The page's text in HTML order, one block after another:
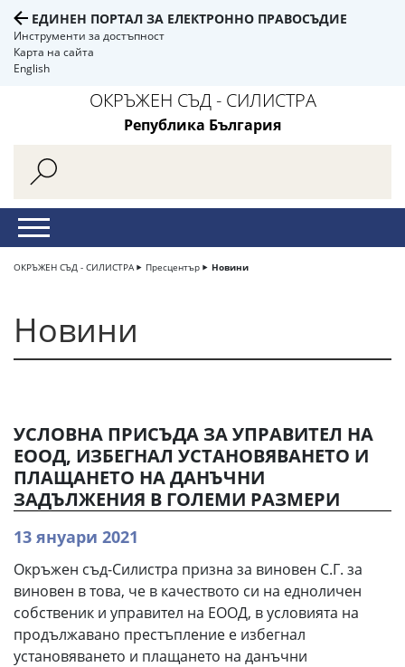
ЕДИНЕН ПОРТАЛ ЗА ЕЛЕКТРОННО ПРАВОСЪДИЕ
Инструменти за достъпност
Карта на сайта
English
ОКРЪЖЕН СЪД - СИЛИСТРА
Република България
ОКРЪЖЕН СЪД - СИЛИСТРА Пресцентър Новини
Новини
УСЛОВНА ПРИСЪДА ЗА УПРАВИТЕЛ НА
ЕООД, ИЗБЕГНАЛ УСТАНОВЯВАНЕТО И
ПЛАЩАНЕТО НА ДАНЪЧНИ
ЗАДЪЛЖЕНИЯ В ГОЛЕМИ РАЗМЕРИ
13 януари 2021
Окръжен съд-Силистра призна за виновен С.Г. за
виновен в това, че в качеството си на едноличен
собственик и управител на ЕООД, в условията на
продължавано престъпление е избегнал
установяването и плащането на данъчни